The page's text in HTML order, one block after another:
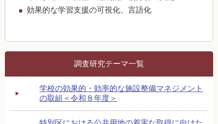
効果的な学習支援の可視化、言語化
調査研究テーマ一覧
学校の効果的・効率的な施設整備マネジメント
の取組＜令和８年度＞